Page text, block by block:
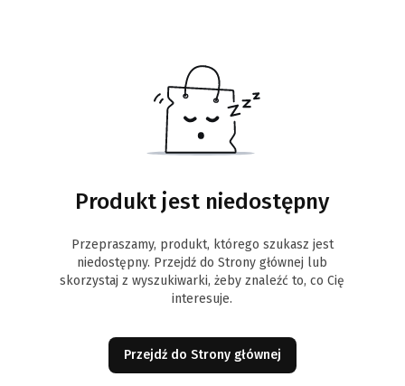
Produkt jest niedostępny
Przepraszamy, produkt, którego szukasz jest
niedostępny. Przejdź do Strony głównej lub
skorzystaj z wyszukiwarki, żeby znaleźć to, co Cię
interesuje.
Przejdź do Strony głównej